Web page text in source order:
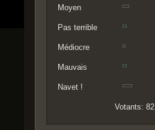
Moyen
Pas terrible
Médiocre
Mauvais
Navet !
Votants: 82